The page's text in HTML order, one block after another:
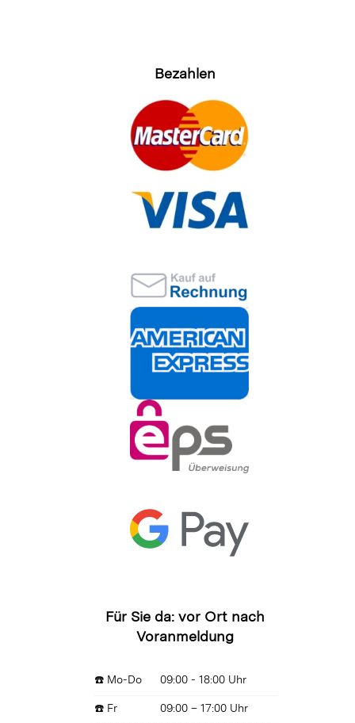
Bezahlen
Für Sie da: vor Ort nach
Voranmeldung
☎️ Mo-Do 09:00 - 18:00 Uhr
☎️ Fr 09:00 – 17:00 Uhr